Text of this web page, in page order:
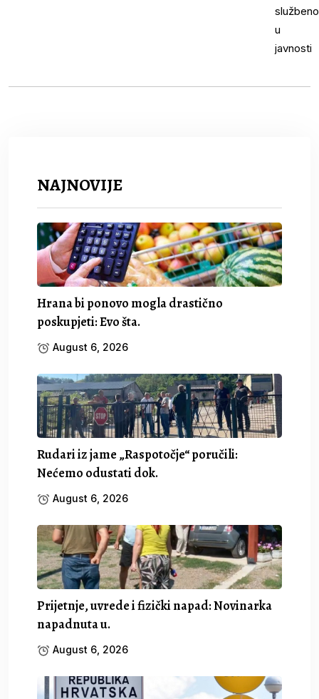
NAJNOVIJE
Hrana bi ponovo mogla drastično
poskupjeti: Evo šta.
August 6, 2026
Rudari iz jame „Raspotočje“ poručili:
Nećemo odustati dok.
August 6, 2026
Prijetnje, uvrede i fizički napad: Novinarka
napadnuta u.
August 6, 2026